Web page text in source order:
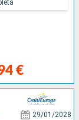
€
29/01/2028